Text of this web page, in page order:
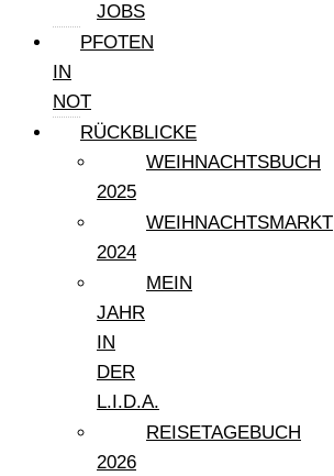
JOBS
PFOTEN
IN
NOT
RÜCKBLICKE
WEIHNACHTSBUCH
2025
WEIHNACHTSMARKT
2024
MEIN
JAHR
IN
DER
L.I.D.A.
REISETAGEBUCH
2026